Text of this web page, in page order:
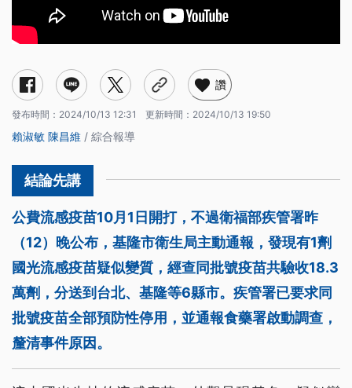
讚
發布時間： 2024/10/13 12:31 更新時間： 2024/10/13 19:50
賴淑敏 陳昌維 / 綜合報導
公費流感疫苗10月1日開打，不過衛福部疾管署昨
（12）晚公布，基隆市衛生局主動通報，發現有1劑
國光流感疫苗疑似變質，經查同批號疫苗共驗收18.3
萬劑，分送到台北、基隆等6縣市。疾管署已要求同
批號疫苗全部預防性停用，並通報食藥署啟動調查，
釐清事件原因。